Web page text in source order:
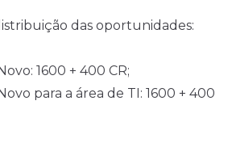
das oportunidades:
1600 + 400 CR;
para a área de TI: 1600 + 400